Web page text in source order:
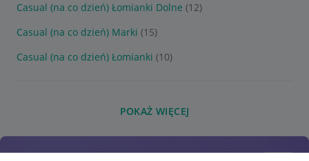
Casual (na co dzień) Łomianki Dolne (12)
Casual (na co dzień) Marki (15)
Casual (na co dzień) Łomianki (10)
POKAŻ WIĘCEJ